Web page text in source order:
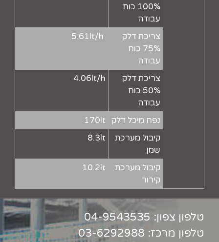
100% כוח
עבודה
צריכת דלק
75% כוח
עבודה
צריכת דלק
50% כוח
עבודה
4.06lt/h
נפח מיכל דלק
170lt
קיבול מערכת
שמן
8.3lt
קיבול מערכת
קירור
10.2lt
טלפון צפון: 04-9543535
טלפון מרכז: 03-6292988